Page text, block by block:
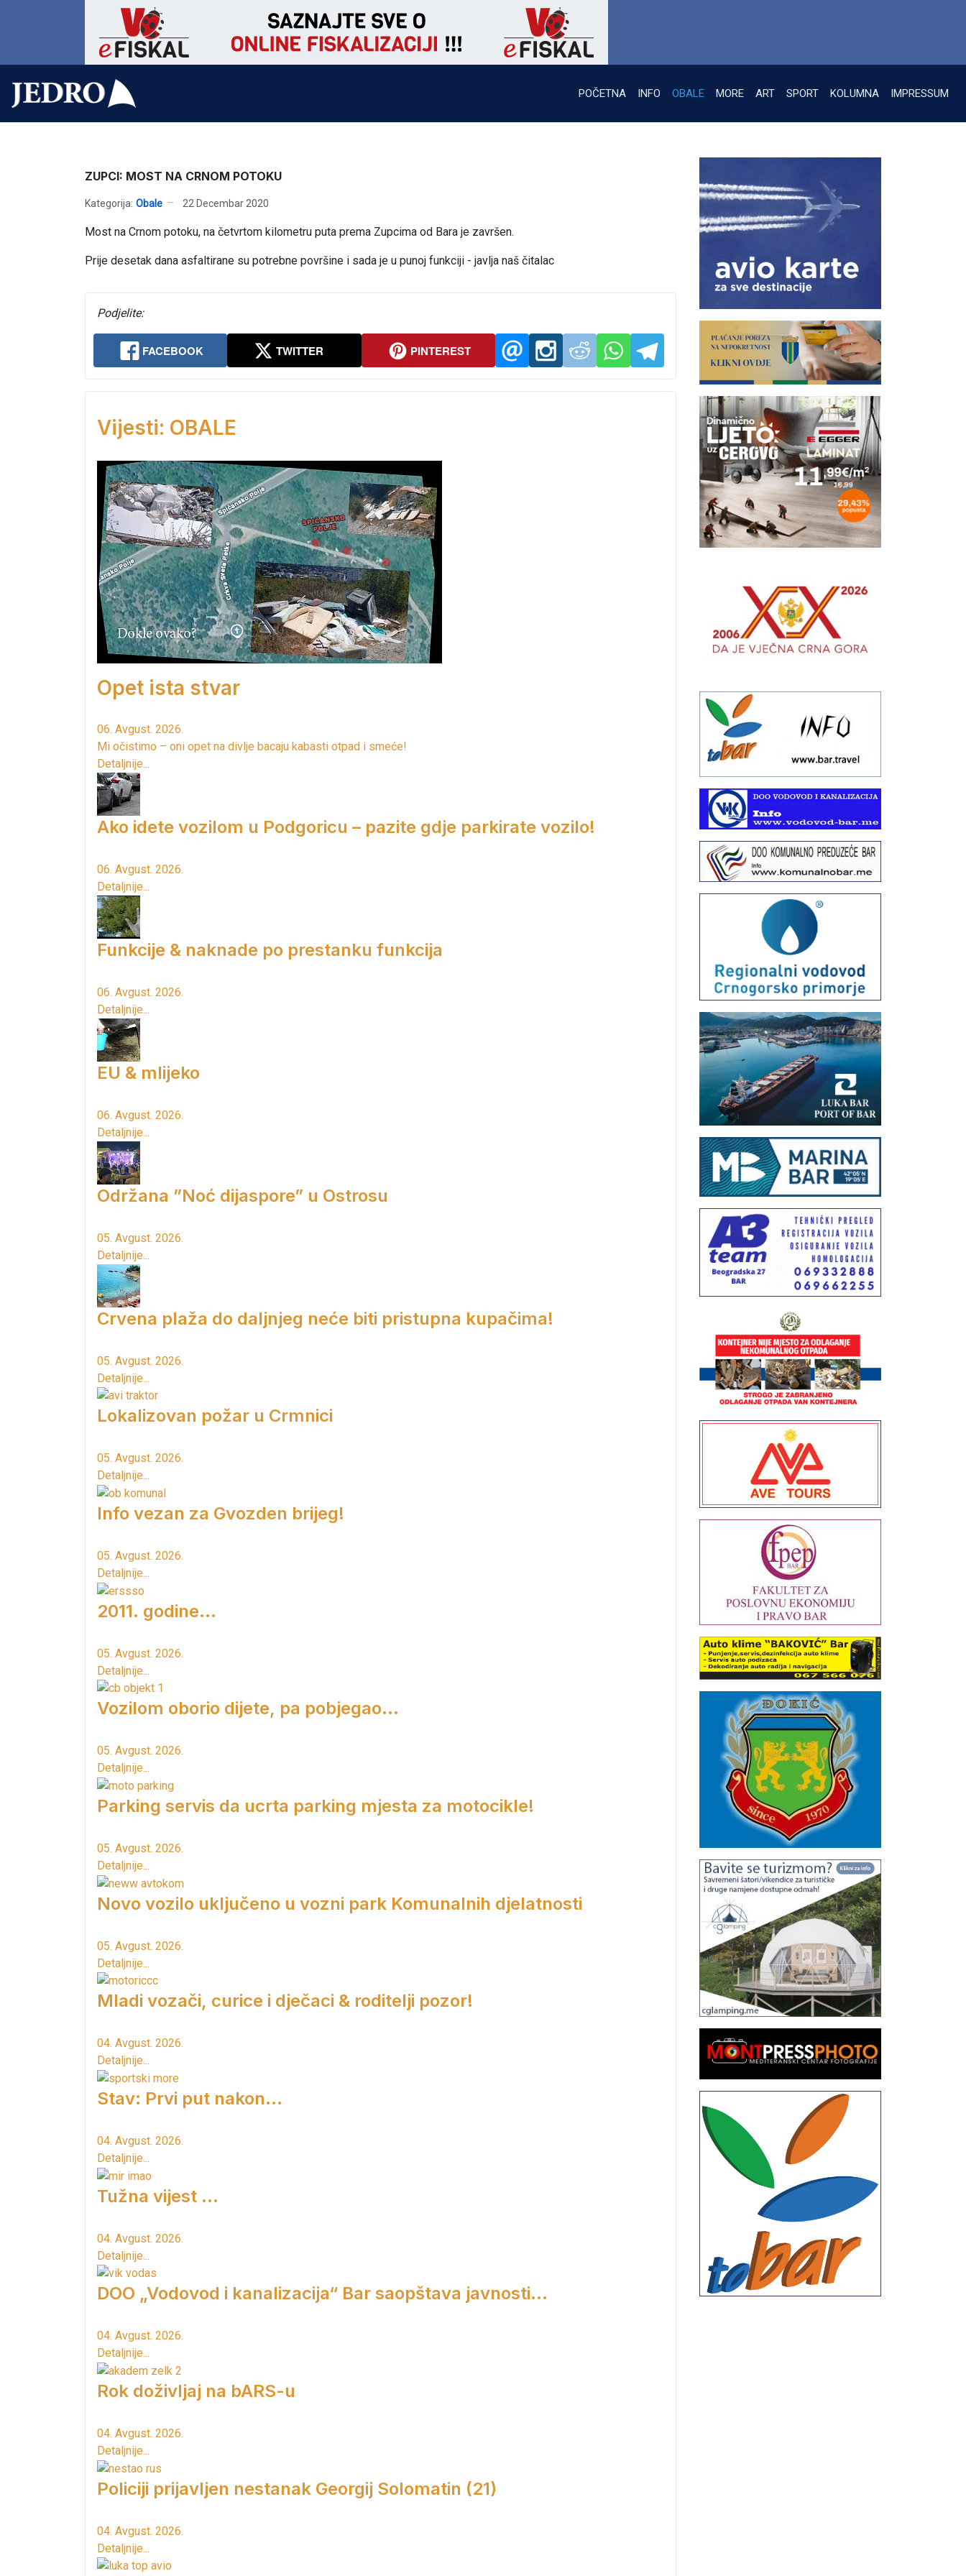
POČETNA INFO OBALE MORE ART SPORT KOLUMNA IMPRESSUM
ZUPCI: MOST NA CRNOM POTOKU
Kategorija: Obale 22 Decembar 2020
Most na Crnom potoku, na četvrtom kilometru puta prema Zupcima od Bara je završen.
Prije desetak dana asfaltirane su potrebne površine i sada je u punoj funkciji - javlja naš čitalac
Podjelite:
FACEBOOK TWITTER PINTEREST
Vijesti: OBALE
Opet ista stvar
06. Avgust. 2026.
Mi očistimo – oni opet na divlje bacaju kabasti otpad i smeće!
Detaljnije...
Ako idete vozilom u Podgoricu – pazite gdje parkirate vozilo!
06. Avgust. 2026.
Detaljnije...
Funkcije & naknade po prestanku funkcija
06. Avgust. 2026.
Detaljnije...
EU & mlijeko
06. Avgust. 2026.
Detaljnije...
Održana ”Noć dijaspore” u Ostrosu
05. Avgust. 2026.
Detaljnije...
Crvena plaža do daljnjeg neće biti pristupna kupačima!
05. Avgust. 2026.
Detaljnije...
Lokalizovan požar u Crmnici
05. Avgust. 2026.
Detaljnije...
Info vezan za Gvozden brijeg!
05. Avgust. 2026.
Detaljnije...
2011. godine...
05. Avgust. 2026.
Detaljnije...
Vozilom oborio dijete, pa pobjegao...
05. Avgust. 2026.
Detaljnije...
Parking servis da ucrta parking mjesta za motocikle!
05. Avgust. 2026.
Detaljnije...
Novo vozilo uključeno u vozni park Komunalnih djelatnosti
05. Avgust. 2026.
Detaljnije...
Mladi vozači, curice i dječaci & roditelji pozor!
04. Avgust. 2026.
Detaljnije...
Stav: Prvi put nakon…
04. Avgust. 2026.
Detaljnije...
Tužna vijest ...
04. Avgust. 2026.
Detaljnije...
DOO „Vodovod i kanalizacija“ Bar saopštava javnosti...
04. Avgust. 2026.
Detaljnije...
Rok doživljaj na bARS-u
04. Avgust. 2026.
Detaljnije...
Policiji prijavljen nestanak Georgij Solomatin (21)
04. Avgust. 2026.
Detaljnije...